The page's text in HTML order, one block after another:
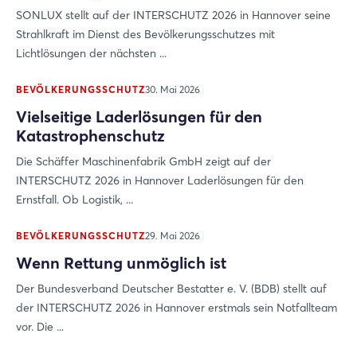
SONLUX stellt auf der INTERSCHUTZ 2026 in Hannover seine
Strahlkraft im Dienst des Bevölkerungsschutzes mit
Lichtlösungen der nächsten ...
BEVÖLKERUNGSSCHUTZ30. Mai 2026
Vielseitige Laderlösungen für den
Katastrophenschutz
Die Schäffer Maschinenfabrik GmbH zeigt auf der
INTERSCHUTZ 2026 in Hannover Laderlösungen für den
Ernstfall. Ob Logistik, ...
BEVÖLKERUNGSSCHUTZ29. Mai 2026
Wenn Rettung unmöglich ist
Der Bundesverband Deutscher Bestatter e. V. (BDB) stellt auf
der INTERSCHUTZ 2026 in Hannover erstmals sein Notfallteam
vor. Die ...